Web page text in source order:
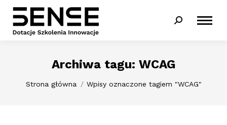
Szukaj:
Archiwa tagu: WCAG
Jesteś tutaj:
Strona główna Wpisy oznaczone tagiem "WCAG"